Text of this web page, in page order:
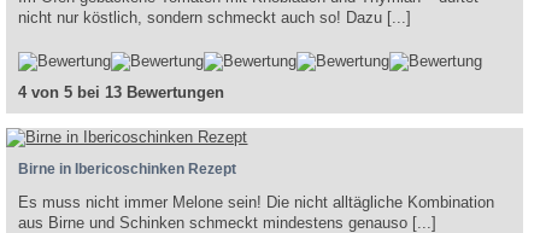
nicht nur köstlich, sondern schmeckt auch so! Dazu [...]
4 von 5 bei 13 Bewertungen
Birne in Ibericoschinken Rezept
Es muss nicht immer Melone sein! Die nicht alltägliche Kombination
aus Birne und Schinken schmeckt mindestens genauso [...]